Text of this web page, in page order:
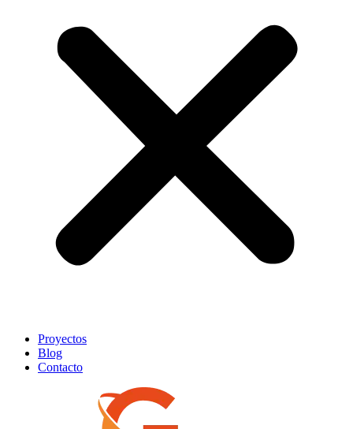
Proyectos
Blog
Contacto